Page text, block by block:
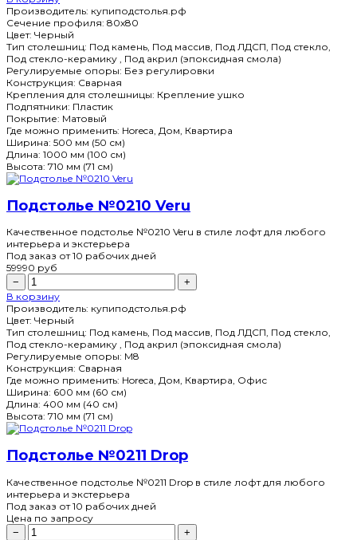
Производитель: купиподстолья.рф
Сечение профиля: 80х80
Цвет: Черный
Тип столешниц: Под камень, Под массив, Под ЛДСП, Под стекло,
Под стекло-керамику , Под акрил (эпоксидная смола)
Регулируемые опоры: Без регулировки
Конструкция: Сварная
Крепления для столешницы: Крепление ушко
Подпятники: Пластик
Покрытие: Матовый
Где можно применить: Horeca, Дом, Квартира
Ширина: 500 мм (50 см)
Длина: 1000 мм (100 см)
Высота: 710 мм (71 см)
Подстолье №0210 Veru
Качественное подстолье №0210 Veru в стиле лофт для любого
интерьера и экстерьера
Под заказ от 10 рабочих дней
59990 руб
−
+
В корзину
Производитель: купиподстолья.рф
Цвет: Черный
Тип столешниц: Под камень, Под массив, Под ЛДСП, Под стекло,
Под стекло-керамику , Под акрил (эпоксидная смола)
Регулируемые опоры: M8
Конструкция: Сварная
Где можно применить: Horeca, Дом, Квартира, Офис
Ширина: 600 мм (60 см)
Длина: 400 мм (40 см)
Высота: 710 мм (71 см)
Подстолье №0211 Drop
Качественное подстолье №0211 Drop в стиле лофт для любого
интерьера и экстерьера
Под заказ от 10 рабочих дней
Цена по запросу
−
+